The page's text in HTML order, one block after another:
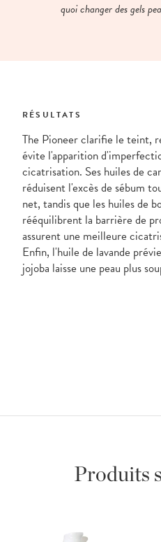
quoi changer des gels
RÉSULTATS
The Pioneer clarifie le teint,
évite l'apparition
cicatrisation. Ses huiles de
réduisent l'excès de sébum
net, tandis que les huiles de
rééquilibrent la barrière de
assurent une meilleure
Enfin, l'huile de lavande
jojoba laisse une peau plus
Produits